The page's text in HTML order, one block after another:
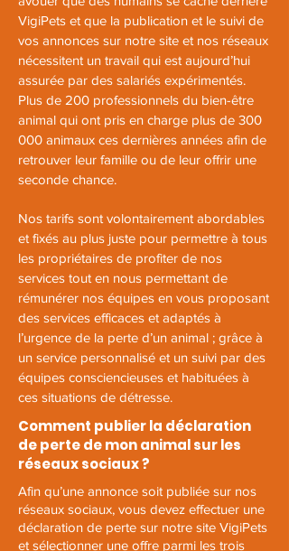
VigiPets et que la publication et le suivi de
vos annonces sur notre site et nos réseaux
nécessitent un travail qui est aujourd’hui
assurée par des salariés expérimentés.
Plus de 200 professionnels du bien-être
animal qui ont pris en charge plus de 300
000 animaux ces dernières années afin de
retrouver leur famille ou de leur offrir une
seconde chance.
Nos tarifs sont volontairement abordables
et fixés au plus juste pour permettre à tous
les propriétaires de profiter de nos
services tout en nous permettant de
rémunérer nos équipes en vous proposant
des services efficaces et adaptés à
l’urgence de la perte d’un animal ; grâce à
un service personnalisé et un suivi par des
équipes consciencieuses et habituées à
ces situations de détresse.
Comment publier la déclaration
de perte de mon animal sur les
réseaux sociaux ?
Afin qu’une annonce soit publiée sur nos
réseaux sociaux, vous devez effectuer une
déclaration de perte sur notre site VigiPets
et sélectionner une offre parmi les trois